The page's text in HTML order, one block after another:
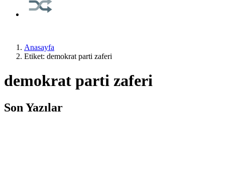
Anasayfa
Etiket: demokrat parti zaferi
demokrat parti zaferi
Son Yazılar